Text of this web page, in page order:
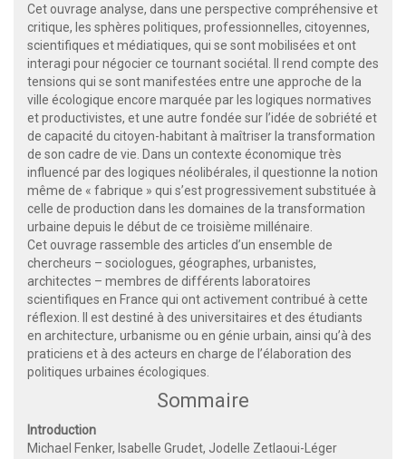
Cet ouvrage analyse, dans une perspective compréhensive et
critique, les sphères politiques, professionnelles, citoyennes,
scientifiques et médiatiques, qui se sont mobilisées et ont
interagi pour négocier ce tournant sociétal. Il rend compte des
tensions qui se sont manifestées entre une approche de la
ville écologique encore marquée par les logiques normatives
et productivistes, et une autre fondée sur l’idée de sobriété et
de capacité du citoyen-habitant à maîtriser la transformation
de son cadre de vie. Dans un contexte économique très
influencé par des logiques néolibérales, il questionne la notion
même de « fabrique » qui s’est progressivement substituée à
celle de production dans les domaines de la transformation
urbaine depuis le début de ce troisième millénaire.
Cet ouvrage rassemble des articles d’un ensemble de
chercheurs – sociologues, géographes, urbanistes,
architectes – membres de différents laboratoires
scientifiques en France qui ont activement contribué à cette
réflexion. Il est destiné à des universitaires et des étudiants
en architecture, urbanisme ou en génie urbain, ainsi qu’à des
praticiens et à des acteurs en charge de l’élaboration des
politiques urbaines écologiques.
Sommaire
Introduction
Michael Fenker, Isabelle Grudet, Jodelle Zetlaoui-Léger